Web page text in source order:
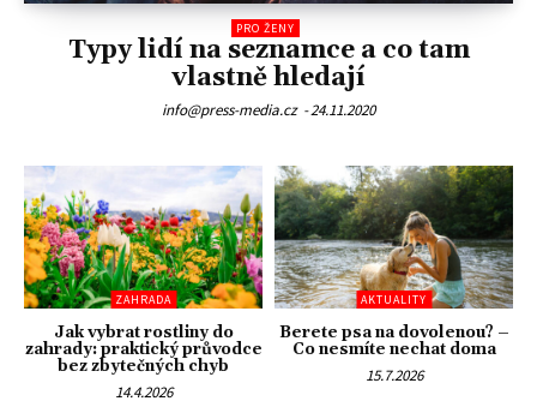
PRO ŽENY
Typy lidí na seznamce a co tam
vlastně hledají
info@press-media.cz -24.11.2020
ZAHRADA
Jak vybrat rostliny do
zahrady: praktický průvodce
bez zbytečných chyb
14.4.2026
AKTUALITY
Berete psa na dovolenou? –
Co nesmíte nechat doma
15.7.2026